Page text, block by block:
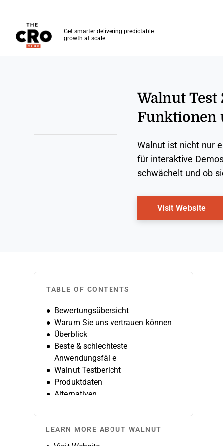
Get smarter delivering predictable
growth at scale.
Walnut Test
Funktionen
Walnut ist nicht nur
für interaktive
schwächelt und ob
Visit Website
TABLE OF CONTENTS
Bewertungsübersicht
Warum Sie uns vertrauen können
Überblick
Beste & schlechteste
Anwendungsfälle
Walnut Testbericht
Produktdaten
Alternativen
Unternehmensgeschichte
LEARN MORE ABOUT WALNUT